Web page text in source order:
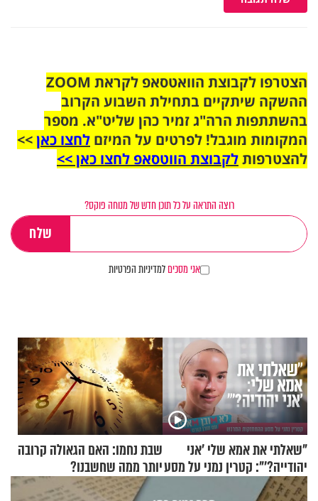
הצטרפו לקבוצת הוואטסאפ לקראת ZOOM
ההשקה שיתקיים בתחילת השבוע הקרוב
בהשתתפות הרה"ג זמיר כהן שליט"א. מספר
המקומות מוגבל! לפרטים על המיזם לחצו כאן>>
להצטרפותלקבוצת הווטסאפ לחצו כאן >>
רוצה התראה על כל תוכן חדש של מנוחה פוקס?
אני מסכיםלמדיניות הפרטיות
"שאלתי את אמא שלי 'אני
יהודייה?'": קטרין נמני על מסע
ההתחזקות המרגש
שבת נחמו: האם הגאולה קרובה
יותר ממה שחשבנו?